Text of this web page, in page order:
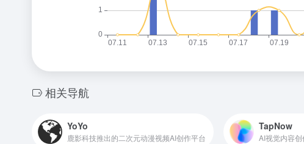
相关导航
YoYo
鹿影科技推出的二次元动漫视频AI创作平台
TapNow
AI视觉内容